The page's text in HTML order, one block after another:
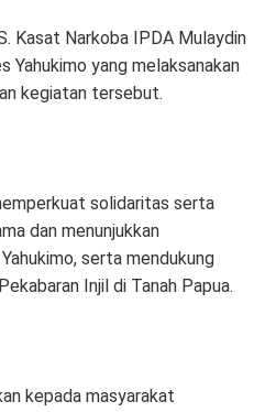
Kasat Narkoba IPDA Mulaydin
Yahukimo yang melaksanakan
kegiatan tersebut.
solidaritas serta
dan menunjukkan
serta mendukung
Injil di Tanah Papua.
kepada masyarakat